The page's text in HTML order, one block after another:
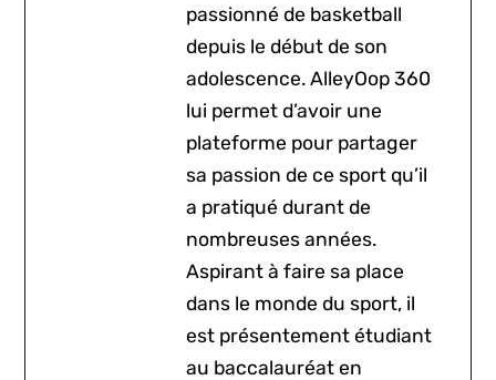
passionné de basketball
depuis le début de son
adolescence. AlleyOop 360
lui permet d’avoir une
plateforme pour partager
sa passion de ce sport qu’il
a pratiqué durant de
nombreuses années.
Aspirant à faire sa place
dans le monde du sport, il
est présentement étudiant
au baccalauréat en